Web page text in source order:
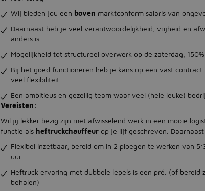
Wij bieden jou een boven marktconform salaris van
Daarnaast heb je veel verantwoordelijkheid, vrijheid en
anders is.
Mogelijkheid tot structureel overwerk op de zaterdag, 150%
Bij het goed functioneren heb je kans op een vast
veel flexibiliteit.
Een ambitieus en gezellig team waar veel (hele leuke)
Vereisten:
Wil jij lekker bezig zijn met afwisselend werk in een mooie
functie als heftruckchauffeur op je lijf geschreven.
Flexibel inzetbaar, bereid om in 2 ploegen te werken van
uur.
Heftruck ervaring met dubbele lepels is een pré. (of bereid
behalen)